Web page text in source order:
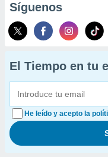
Síguenos
El Tiempo en tu
He leído y acepto la